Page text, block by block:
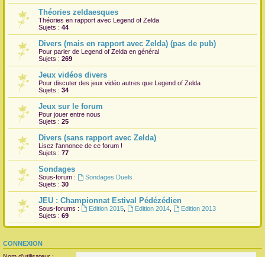
Théories zeldaesques
Théories en rapport avec Legend of Zelda
Sujets : 44
Divers (mais en rapport avec Zelda) (pas de pub)
Pour parler de Legend of Zelda en général
Sujets : 269
Jeux vidéos divers
Pour discuter des jeux vidéo autres que Legend of Zelda
Sujets : 34
Jeux sur le forum
Pour jouer entre nous
Sujets : 25
Divers (sans rapport avec Zelda)
Lisez l'annonce de ce forum !
Sujets : 77
Sondages
Sous-forum :
Sondages Duels
Sujets : 30
JEU : Championnat Estival Pédézédien
Sous-forums : Edition 2015, Edition 2014,
Edition 2013
Sujets : 69
CONNEXION